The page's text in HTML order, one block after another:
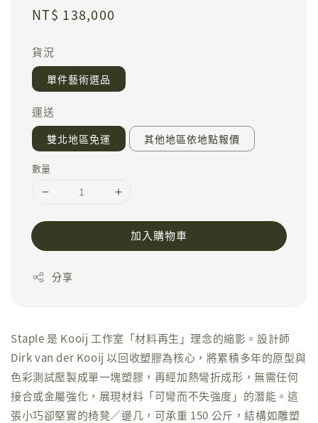
Regular
NT$ 138,000
貨況
單件藝術選品
運送
雙北地區免運 其他地區依地點報價
數量
加入購物車
分享
Staple 是 Kooij 工作室「材料再生」理念的縮影。設計師
Dirk van der Kooij 以回收塑膠為核心，將累積多年的原型與
色彩測試壓製成單一塊塑膠，再經加熱彎折成形，無需任何
接合或金屬強化，展現材料「可彎而不失強度」的潛能。這
張小巧卻堅實的椅凳／邊几，可承重 150 公斤，結構如雕塑